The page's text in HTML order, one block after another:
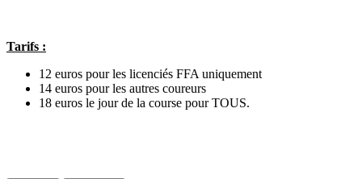
Tarifs :
12 euros pour les licenciés FFA uniquement
14 euros pour les autres coureurs
18 euros le jour de la course pour TOUS.